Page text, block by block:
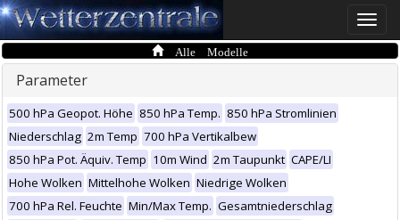
Toggle
Alle Modelle
Parameter
500 hPa Geopot. Höhe 850 hPa Temp. 850 hPa Stromlinien
Niederschlag 2m Temp 700 hPa Vertikalbew
850 hPa Pot. Äquiv. Temp 10m Wind 2m Taupunkt CAPE/LI
Hohe Wolken Mittelhohe Wolken Niedrige Wolken
700 hPa Rel. Feuchte Min/Max Temp. Gesamtniederschlag